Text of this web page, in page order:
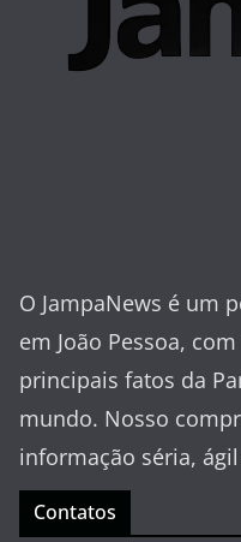
O JampaNews é um
em João Pessoa,
principais fatos da
mundo. Nosso
informação séria,
Contatos